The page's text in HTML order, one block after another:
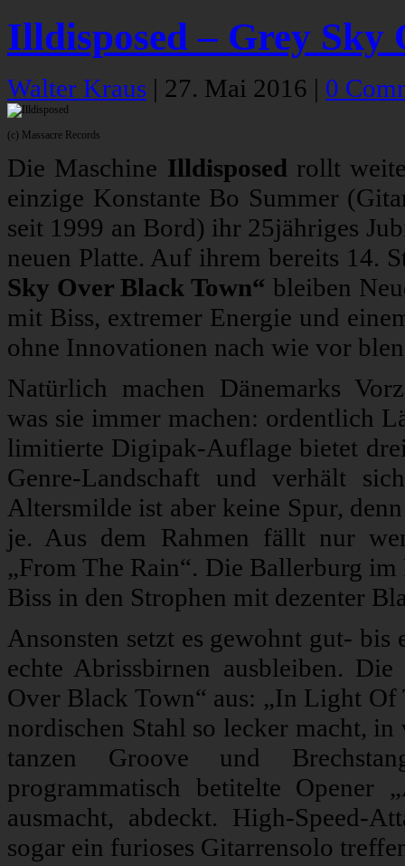
Illdisposed – Grey Sky
Walter Kraus | 27. Mai 2016 | 0
(c) Massacre Records
Die Maschine Illdisposed rollt
einzige Konstante Bo Summer
seit 1999 an Bord) ihr 25jähriges
neuen Platte. Auf ihrem bereits 14.
Sky Over Black Town“ bleiben
mit Biss, extremer Energie und
ohne Innovationen nach wie vor
Natürlich machen Dänemarks
was sie immer machen: ordentlich
limitierte Digipak-Auflage bietet
Genre-Landschaft und verhält
Altersmilde ist aber keine Spur,
je. Aus dem Rahmen fällt nur
„From The Rain“. Die Ballerburg
Biss in den Strophen mit dezenter
Ansonsten setzt es gewohnt gut-
echte Abrissbirnen ausbleiben.
Over Black Town“ aus: „In Light Of
nordischen Stahl so lecker macht,
tanzen Groove und
programmatisch betitelte Opener
ausmacht, abdeckt. High-Speed-
sogar ein furioses Gitarrensolo